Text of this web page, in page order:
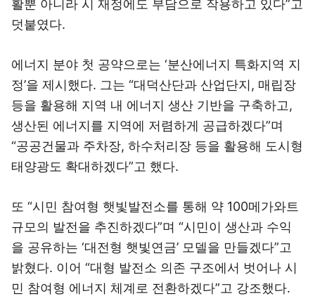
활뿐 아니라 시 재정에도 부담으로 작용하고 있다”고
덧붙였다.
에너지 분야 첫 공약으로는 ‘분산에너지 특화지역 지
정’을 제시했다. 그는 “대덕산단과 산업단지, 매립장
등을 활용해 지역 내 에너지 생산 기반을 구축하고,
생산된 에너지를 지역에 저렴하게 공급하겠다”며
“공공건물과 주차장, 하수처리장 등을 활용해 도시형
태양광도 확대하겠다”고 했다.
또 “시민 참여형 햇빛발전소를 통해 약 100메가와트
규모의 발전을 추진하겠다”며 “시민이 생산과 수익
을 공유하는 ‘대전형 햇빛연금’ 모델을 만들겠다”고
밝혔다. 이어 “대형 발전소 의존 구조에서 벗어나 시
민 참여형 에너지 체계로 전환하겠다”고 강조했다.